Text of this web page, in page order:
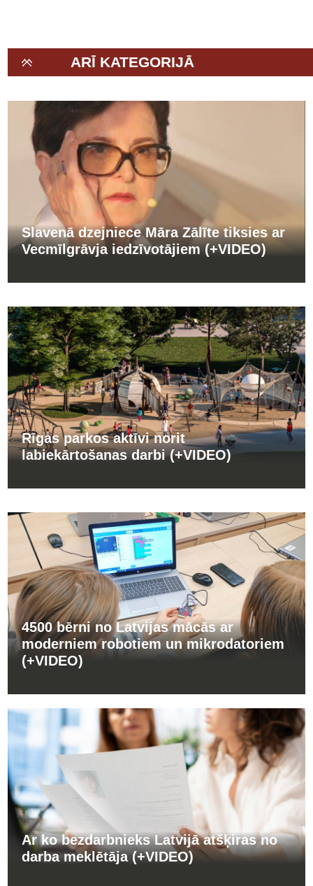
ARĪ KATEGORIJĀ
Slavenā dzejniece Māra Zālīte tiksies ar
Vecmīlgrāvja iedzīvotājiem (+VIDEO)
Rīgas parkos aktīvi norit
labiekārtošanas darbi (+VIDEO)
4500 bērni no Latvijas mācās ar
moderniem robotiem un mikrodatoriem
(+VIDEO)
Ar ko bezdarbnieks Latvijā atšķiras no
darba meklētāja (+VIDEO)